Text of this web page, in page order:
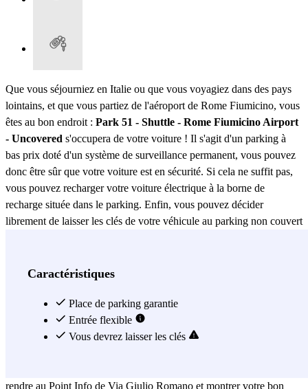
Que vous séjourniez en Italie ou que vous voyagiez dans des pays
lointains, et que vous partiez de l'aéroport de Rome Fiumicino, vous
êtes au bon endroit : Park 51 - Shuttle - Rome Fiumicino Airport
- Uncovered s'occupera de votre voiture ! Il s'agit d'un parking à
bas prix doté d'un système de surveillance permanent, vous pouvez
donc être sûr que votre voiture est en sécurité. Si cela ne suffit pas,
vous pouvez recharger votre voiture électrique à la borne de
recharge située dans le parking. Enfin, vous pouvez décider
librement de laisser les clés de votre véhicule au parking non couvert
passons à la partie la plus importante, car vous êtes probablement
le service PARK 51 - Shuttle - Aéroport de Rome Fiumicino -
Uncovered vous conduira en seulement 7 minutes, selon vos
besoins, au T1, T2, T3 ou T4. Il suffit d'appeler le personnel du
rendre au Point Info de Via Giulio Romano et montrer votre bon
Caractéristiques
Place de parking garantie
Entrée flexible
Vous devrez laisser les clés